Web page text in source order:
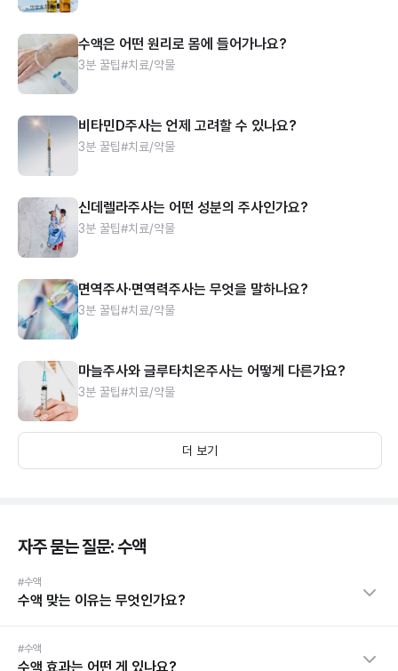
수액은 어떤 원리로 몸에 들어가나요?
3분 꿀팁#치료/약물
비타민D주사는 언제 고려할 수 있나요?
3분 꿀팁#치료/약물
신데렐라주사는 어떤 성분의 주사인가요?
3분 꿀팁#치료/약물
면역주사·면역력주사는 무엇을 말하나요?
3분 꿀팁#치료/약물
마늘주사와 글루타치온주사는 어떻게 다른가요?
3분 꿀팁#치료/약물
더 보기
자주 묻는 질문: 수액
#수액
수액 맞는 이유는 무엇인가요?
#수액
수액 효과는 어떤 게 있나요?